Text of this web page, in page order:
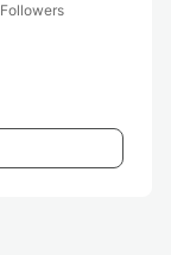
Followers